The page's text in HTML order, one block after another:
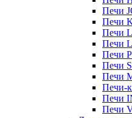
Печи
Печи
Печи
Печи
Печи
Печи
Печи
Печи-
Печи
Печи